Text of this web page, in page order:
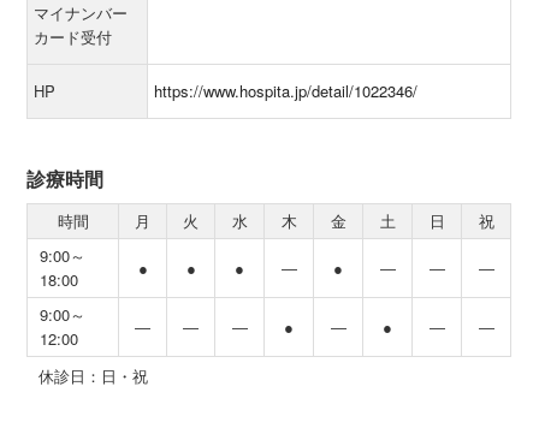
マイナンバー
カード受付
HP https://www.hospita.jp/detail/1022346/
診療時間
時間 月 火 水 木 金 土 日
祝
9:00～
18:00
● ● ● ― ● ― ― ―
9:00～
12:00
― ― ― ● ― ● ― ―
休診日：日・祝